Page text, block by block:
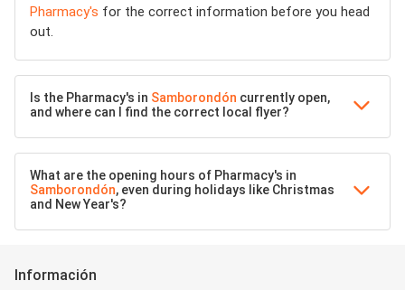
Pharmacy's for the correct information before you head
out.
Is the Pharmacy's in Samborondón currently open,
and where can I find the correct local flyer?
What are the opening hours of Pharmacy's in
Samborondón, even during holidays like Christmas
and New Year's?
Información